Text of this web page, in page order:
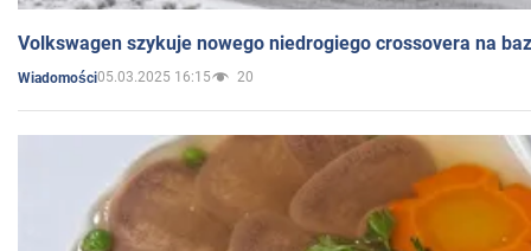
Volkswagen szykuje nowego niedrogiego crossovera na
Wiadomości05.03.2025 16:15 20